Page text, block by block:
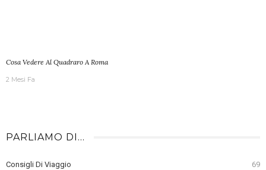
Cosa Vedere Al Quadraro A Roma
2 Mesi Fa
PARLIAMO DI…
Consigli Di Viaggio 69